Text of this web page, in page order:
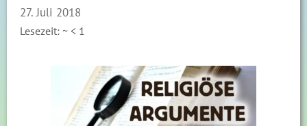
27. Juli 2018
Lesezeit: ~< 1